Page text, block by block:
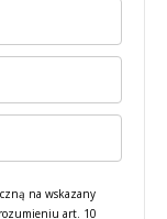
na wskazany
art. 10